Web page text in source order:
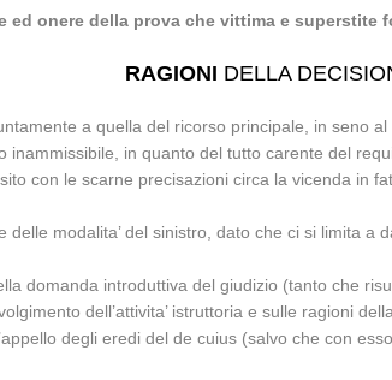
ed onere della prova che vittima e
RAGIONI DELLA
a quella del ricorso principale, in seno al
in quanto del tutto carente del
con le scarne precisazioni circa la vicenda in
modalita’ del sinistro, dato che ci si limita a
domanda introduttiva del giudizio (tanto che
dell’attivita’ istruttoria e sulle ragioni
degli eredi del de cuius (salvo che con